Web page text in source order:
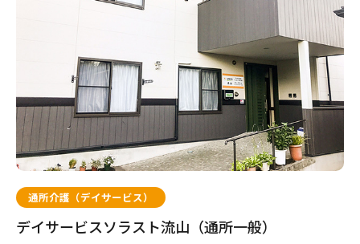
通所介護（デイサービス）
デイサービスソラスト流山（通所一般）
豊島区
多摩市
東村山市
武蔵村山市
中央区
狛江市
東大和市
町田市
三鷹市
大阪市淀川区
池田市
大阪市阿倍野区